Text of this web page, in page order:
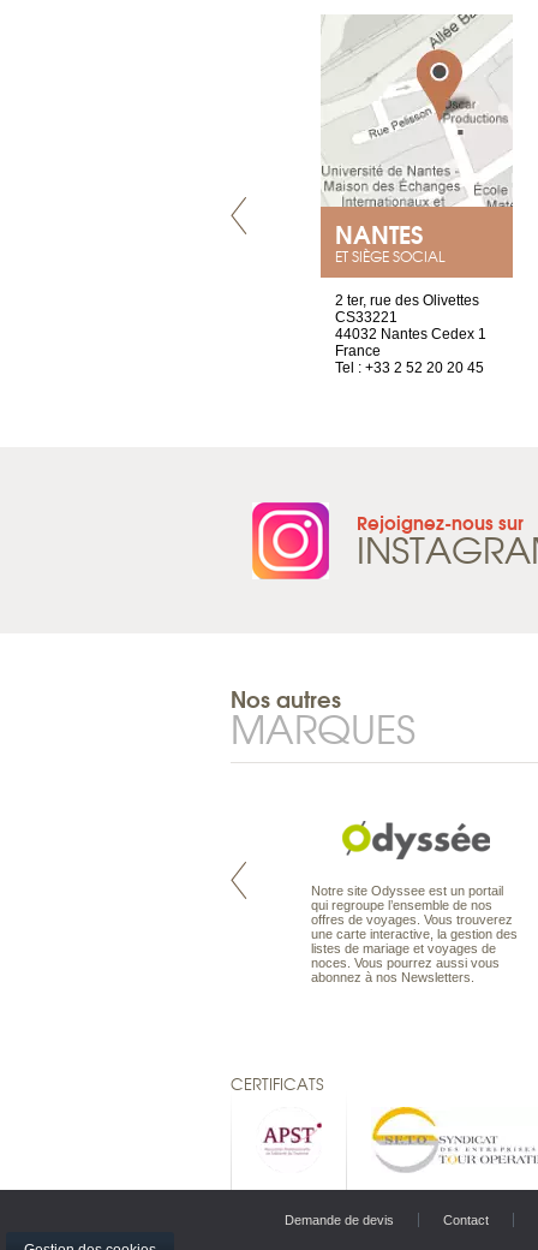
NANTES
ET SIÈGE SOCIAL
2 ter, rue des Olivettes
CS33221
44032 Nantes Cedex 1
France
Tel : +33 2 52 20 20 45
Rejoignez-nous sur
Nos autres
MARQUES
Pacifique à la carte est le spécialiste
Notre site Odyssee est un portail
qui regroupe l’ensemble de nos
offres de voyages. Vous trouverez
une carte interactive, la gestion des
listes de mariage et voyages de
noces. Vous pourrez aussi vous
abonnez à nos Newsletters.
CERTIFICATS
Demande de devis Contact